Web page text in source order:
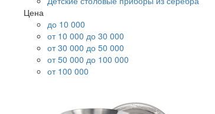
Цена
до 10 000
от 10 000 до 30 000
от 30 000 до 50 000
от 50 000 до 100 000
от 100 000